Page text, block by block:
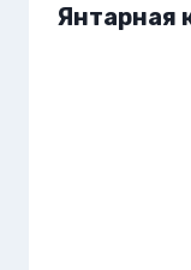
Янтарная